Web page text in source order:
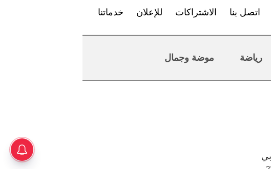
اتصل بنا الاشتراكات للإعلان خدماتنا
رياضة موضة وجمال